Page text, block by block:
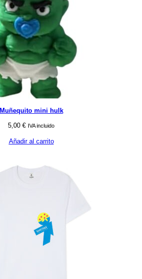
Muñequito mini hulk
5,00 € IVA incluido
Añadir al carrito